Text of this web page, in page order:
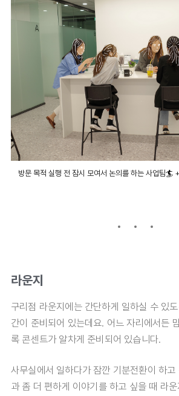
방문 목적 실행 전 잠시 모여서 논의를 하는 사업팀🏄
라운지
구리점 라운지에는 간단하게 일하실 수 있
간이 준비되어 있는데요. 어느 자리에서든
록 콘센트가 알차게 준비되어 있습니다.
사무실에서 일하다가 잠깐 기분전환이 하
과 좀 더 편하게 이야기를 하고 싶을 때 라